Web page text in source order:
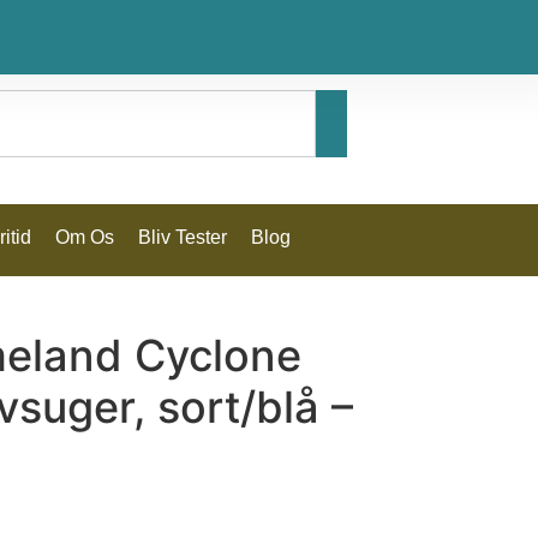
Om Os Bliv Tester Blog
Cyclone
sort/blå –